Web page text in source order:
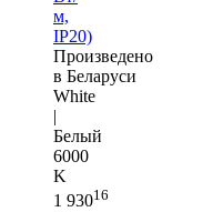
м,
IP20)
Произведено
в Беларуси
White
|
Белый
6000
K
1 93016